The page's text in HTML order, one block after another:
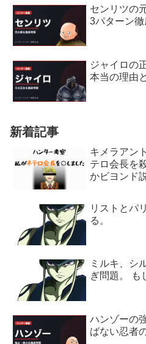
センリツの
3パターン
ジャイロの
本当の理由
新着記事
キメラアン
テロ会長を
かビヨンド
リストとパ
る。
ミルキ、シ
ぎ問題。 も
ハンゾーの
ばない忍者